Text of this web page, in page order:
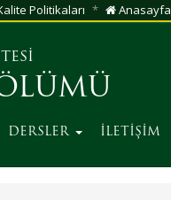
Politikaları Anasayfa
DERSLER İLETİŞİM